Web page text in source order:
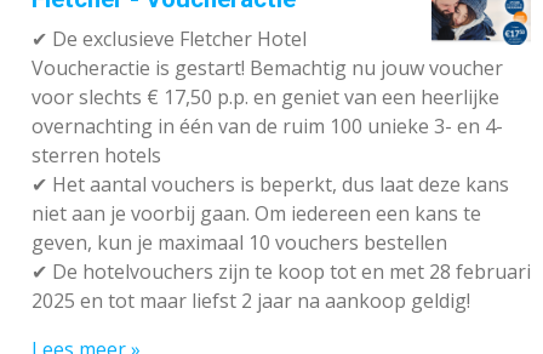
✔ De exclusieve Fletcher Hotel
Voucheractie is gestart! Bemachtig nu jouw voucher
voor slechts € 17,50 p.p. en geniet van een heerlijke
overnachting in één van de ruim 100 unieke 3- en 4-
sterren hotels
✔ Het aantal vouchers is beperkt, dus laat deze kans
niet aan je voorbij gaan. Om iedereen een kans te
geven, kun je maximaal 10 vouchers bestellen
✔ De hotelvouchers zijn te koop tot en met 28 februari
2025 en tot maar liefst 2 jaar na aankoop geldig!